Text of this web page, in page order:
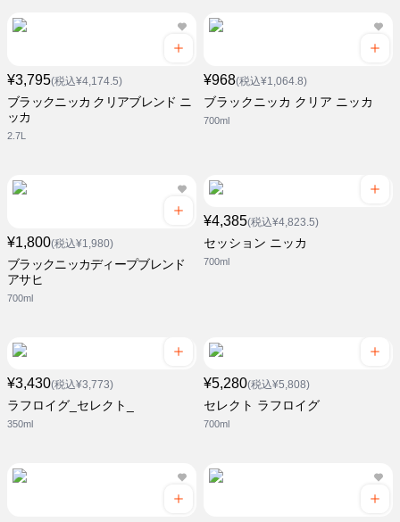
¥3,795(税込¥4,174.5)
ブラックニッカ クリアブレンド ニ
ッカ
2.7L
¥968(税込¥1,064.8)
ブラックニッカ クリア ニッカ
700ml
¥1,800(税込¥1,980)
ブラックニッカディープブレンド
アサヒ
700ml
¥4,385(税込¥4,823.5)
セッション ニッカ
700ml
¥3,430(税込¥3,773)
ラフロイグ_セレクト_
350ml
¥5,280(税込¥5,808)
セレクト ラフロイグ
700ml